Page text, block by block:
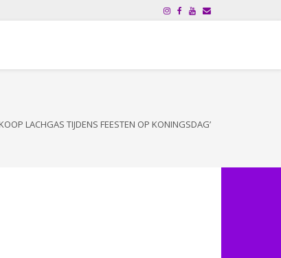
LACHGAS TIJDENS FEESTEN OP KONINGSDAG’